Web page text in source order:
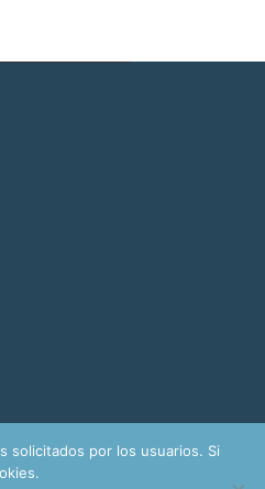
solicitados por los usuarios. Si